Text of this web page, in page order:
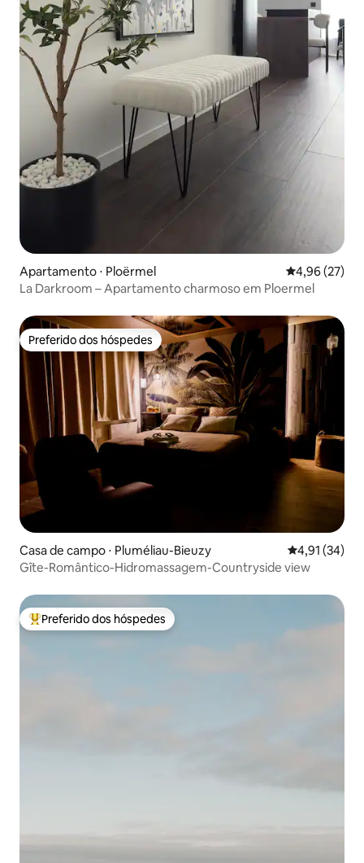
Apartamento ⋅ Ploërmel 4,96 de uma
4,96 (27)
La Darkroom – Apartamento charmoso em Ploermel
Preferido dos hóspedes
Preferido dos hóspedes
Casa de campo ⋅ Pluméliau-Bieuzy 4,91 de uma
4,91 (34)
Gîte-Romântico-Hidromassagem-Countryside view
Entre os melhores preferidos dos hóspedes
Preferido dos hóspedes